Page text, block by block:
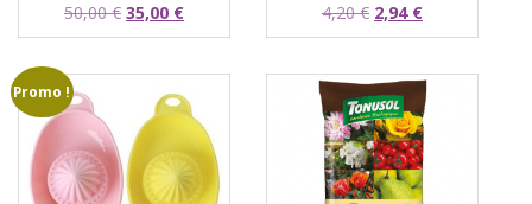
50,00€ Le
prix
50,00 €.
35,00 €Le
prix
35,00 €.
4,20€ Le
prix
était :
4,20 €.
2,94 €Le
prix
est :
2,94 €.
Promo !